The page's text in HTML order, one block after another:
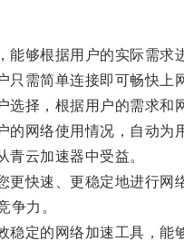
根据用户的实际需求
需简单连接即可畅快上
，根据用户的需求和
络使用情况，自动为
云加速器中受益。
速、更稳定地进行网
争力。
定的网络加速工具，能